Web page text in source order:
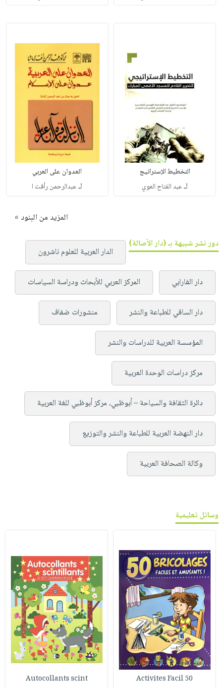
التخطيط الإستراتيج
لـعبد الفتاح العوي
العدوان على العربي
لـعبدالرحمن رأفت ا
المزيد من البنود »
دور نشر شبيهة بـ (دار الأصالة)
الدار العربية للعلوم ناشرون
دار الفارابي المركز العربي للأبحاث ودراسة السياسات
دار الساقي للطباعة والنشر منشورات ضفاف
المؤسسة العربية للدراسات والنشر
مركز دراسات الوحدة العربية
دائرة الثقافة والسياحة – أبوظبي، مركز أبوظبي للغة العربية
دار النهضة العربية للطباعة والنشر والتوزيع
وكالة الصحافة العربية
وسائل تعليمية
50 Activites Facil
Autocollants scint